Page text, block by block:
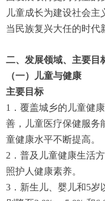
儿童成长为建设社会主
当民族复兴大任的时代
二、发展领域、主要目
（一）儿童与健康
主要目标
1．覆盖城乡的儿童健
善，儿童医疗保健服务
童健康水平不断提高。
2．普及儿童健康生活
照护人健康素养。
3．新生儿、婴儿和5岁